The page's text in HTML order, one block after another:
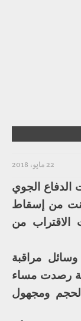
22 مايو، 2018
الدفاع الجوي
من إسقاط
الاقتراب من
مراقبة
رصدت مساء
ومجهول